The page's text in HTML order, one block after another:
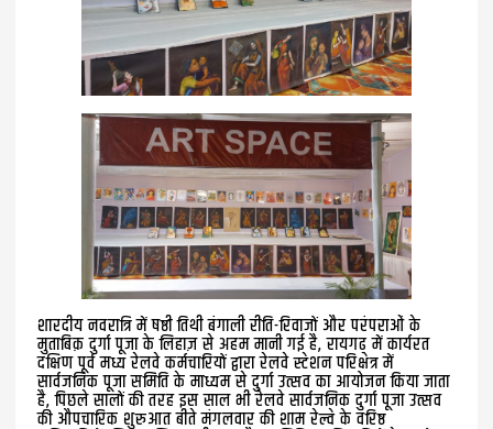
शारदीय नवरात्रि में षष्ठी तिथी बंगाली रीति-रिवाजों और परंपराओं के
मुताबिक़ दुर्गा पूजा के लिहाज़ से अहम मानी गई है, रायगढ़ में कार्यरत
दक्षिण पूर्व मध्य रेलवे कर्मचारियों द्वारा रेलवे स्टेशन परिक्षेत्र में
सार्वजनिक पूजा समिति के माध्यम से दुर्गा उत्सव का आयोजन किया जाता
है, पिछले सालों की तरह इस साल भी रेलवे सार्वजनिक दुर्गा पूजा उत्सव
की औपचारिक शुरुआत बीते मंगलवार की शाम रेल्वे के वरिष्ठ